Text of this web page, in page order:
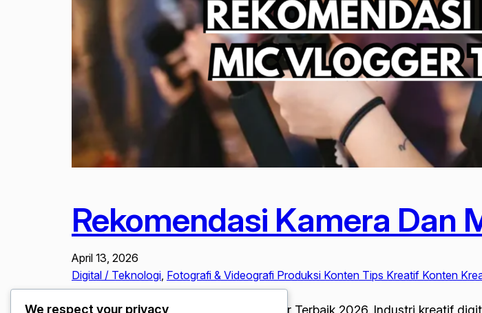
Rekomendasi Kamera Dan
April 13, 2026
Digital / Teknologi Fotografi & Videografi Produksi Konten Tips Kreatif Konten
Rekomendasi Kamera Dan Mic Vlogger Terbaik 2026. Industri kreatif
We respect your privacy